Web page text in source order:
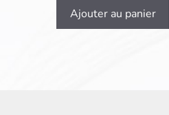
Ajouter au panier